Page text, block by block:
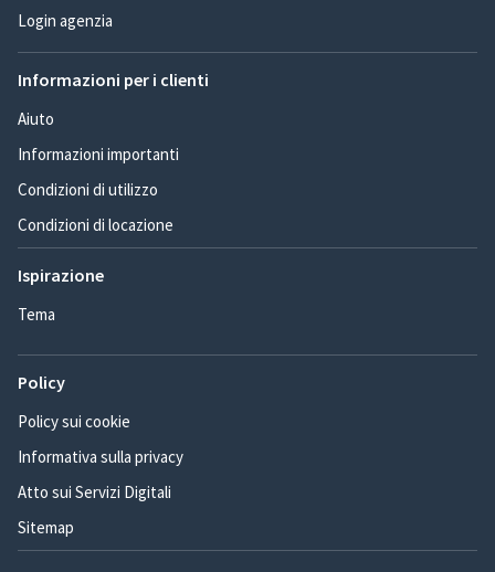
Login agenzia
Informazioni per i clienti
Aiuto
Informazioni importanti
Condizioni di utilizzo
Condizioni di locazione
Ispirazione
Tema
Policy
Policy sui cookie
Informativa sulla privacy
Atto sui Servizi Digitali
Sitemap